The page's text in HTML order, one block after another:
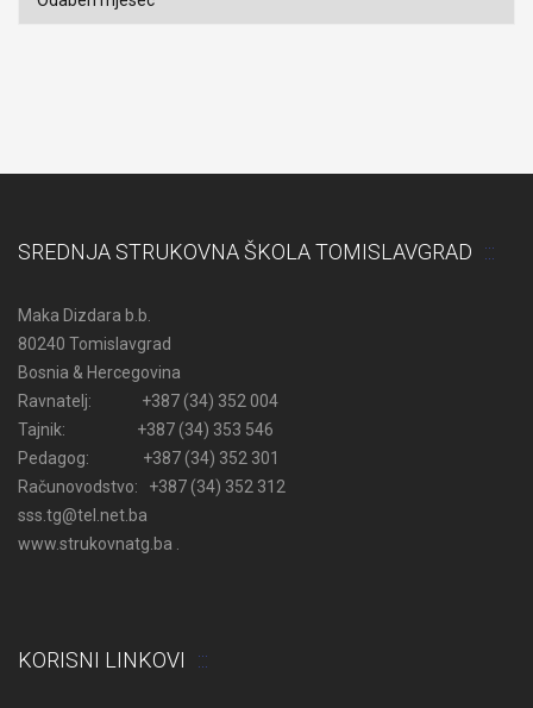
SREDNJA STRUKOVNA ŠKOLA TOMISLAVGRAD
Maka Dizdara b.b.
80240 Tomislavgrad
Bosnia & Hercegovina
Ravnatelj: +387 (34) 352 004
Tajnik: +387 (34) 353 546
Pedagog: +387 (34) 352 301
Računovodstvo: +387 (34) 352 312
sss.tg@tel.net.ba
www.strukovnatg.ba .
KORISNI LINKOVI